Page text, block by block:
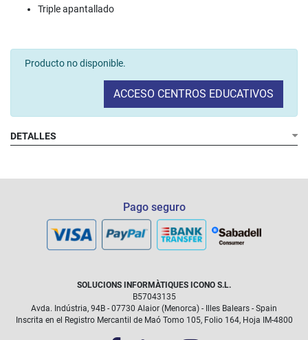
Triple apantallado
Producto no disponible.
ACCESO CENTROS EDUCATIVOS
DETALLES
Pago seguro
SOLUCIONS INFORMÀTIQUES ICONO S.L.
B57043135
Avda. Indústria, 94B - 07730 Alaior (Menorca) - Illes Balears - Spain
Inscrita en el Registro Mercantil de Maó Tomo 105, Folio 164, Hoja IM-4800